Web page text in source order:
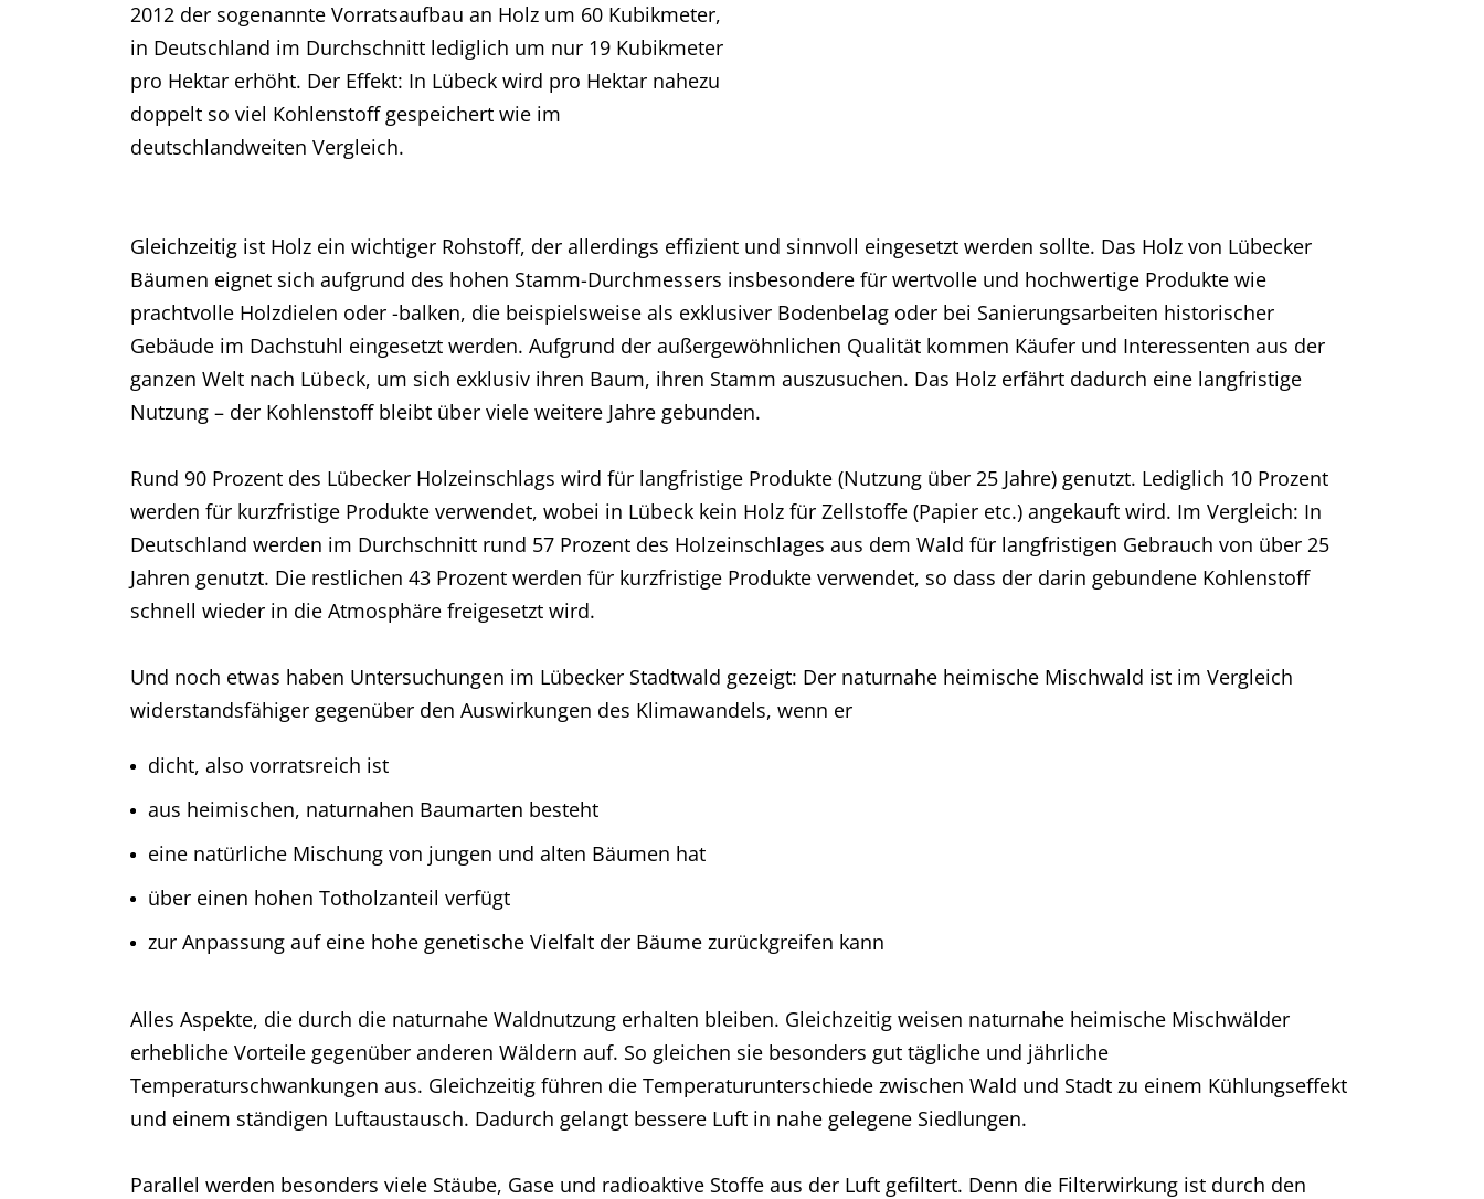
2012 der sogenannte Vorratsaufbau an Holz um 60 Kubikmeter,
in Deutschland im Durchschnitt lediglich um nur 19 Kubikmeter
pro Hektar erhöht. Der Effekt: In Lübeck wird pro Hektar nahezu
doppelt so viel Kohlenstoff gespeichert wie im
deutschlandweiten Vergleich.
Gleichzeitig ist Holz ein wichtiger Rohstoff, der allerdings effizient und sinnvoll eingesetzt werden sollte. Das Holz von Lübecker
Bäumen eignet sich aufgrund des hohen Stamm-Durchmessers insbesondere für wertvolle und hochwertige Produkte wie
prachtvolle Holzdielen oder -balken, die beispielsweise als exklusiver Bodenbelag oder bei Sanierungsarbeiten historischer
Gebäude im Dachstuhl eingesetzt werden. Aufgrund der außergewöhnlichen Qualität kommen Käufer und Interessenten aus der
ganzen Welt nach Lübeck, um sich exklusiv ihren Baum, ihren Stamm auszusuchen. Das Holz erfährt dadurch eine langfristige
Nutzung – der Kohlenstoff bleibt über viele weitere Jahre gebunden.
Rund 90 Prozent des Lübecker Holzeinschlags wird für langfristige Produkte (Nutzung über 25 Jahre) genutzt. Lediglich 10 Prozent
werden für kurzfristige Produkte verwendet, wobei in Lübeck kein Holz für Zellstoffe (Papier etc.) angekauft wird. Im Vergleich: In
Deutschland werden im Durchschnitt rund 57 Prozent des Holzeinschlages aus dem Wald für langfristigen Gebrauch von über 25
Jahren genutzt. Die restlichen 43 Prozent werden für kurzfristige Produkte verwendet, so dass der darin gebundene Kohlenstoff
schnell wieder in die Atmosphäre freigesetzt wird.
Und noch etwas haben Untersuchungen im Lübecker Stadtwald gezeigt: Der naturnahe heimische Mischwald ist im Vergleich
widerstandsfähiger gegenüber den Auswirkungen des Klimawandels, wenn er
dicht, also vorratsreich ist
aus heimischen, naturnahen Baumarten besteht
eine natürliche Mischung von jungen und alten Bäumen hat
über einen hohen Totholzanteil verfügt
zur Anpassung auf eine hohe genetische Vielfalt der Bäume zurückgreifen kann
Alles Aspekte, die durch die naturnahe Waldnutzung erhalten bleiben. Gleichzeitig weisen naturnahe heimische Mischwälder
erhebliche Vorteile gegenüber anderen Wäldern auf. So gleichen sie besonders gut tägliche und jährliche
Temperaturschwankungen aus. Gleichzeitig führen die Temperaturunterschiede zwischen Wald und Stadt zu einem Kühlungseffekt
und einem ständigen Luftaustausch. Dadurch gelangt bessere Luft in nahe gelegene Siedlungen.
Parallel werden besonders viele Stäube, Gase und radioaktive Stoffe aus der Luft gefiltert. Denn die Filterwirkung ist durch den